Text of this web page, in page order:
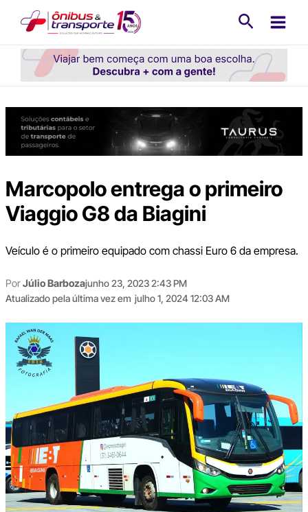
conteúdo
Marcopolo entrega o primeiro
Viaggio G8 da Biagini
Veículo é o primeiro equipado com chassi Euro 6 da empresa.
PorJúlio Barbozajunho 23, 2023 2:43 PM
Atualizado pela última vez em julho 1, 2024 12:03 AM